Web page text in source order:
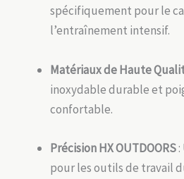
spécifiquement pour le
l’entraînement intensif.
Matériaux de Haute
inoxydable durable et
confortable.
Précision HX OUTDOORS:
pour les outils de travail